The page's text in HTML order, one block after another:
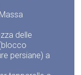
delle
persiane) a